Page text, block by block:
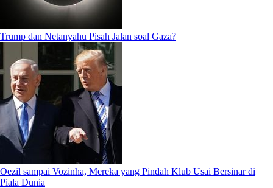
Trump dan Netanyahu Pisah Jalan soal Gaza?
Oezil sampai Vozinha, Mereka yang Pindah Klub Usai Bersinar di
Piala Dunia